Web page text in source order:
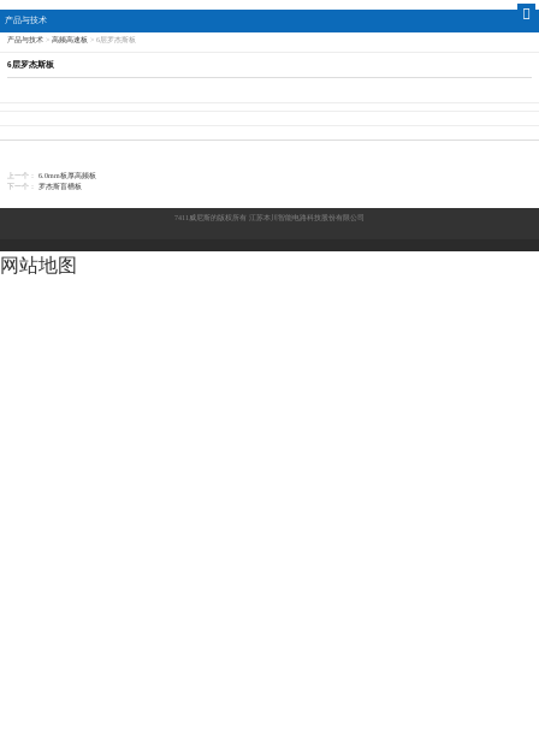
产品与技术
江苏本川智能电路科技
股份有限公司-7411威尼
斯
产品与技术> 高频高速板 > 6层罗杰斯板
6层罗杰斯板
上一个： 6.0mm板厚高频板
下一个： 罗杰斯盲槽板
7411威尼斯的版权所有 江苏本川智能电路科技股份有限公司
网站地图